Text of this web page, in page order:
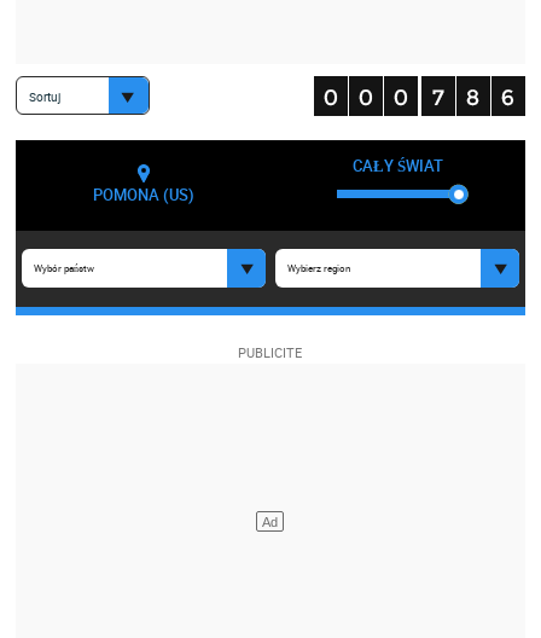
Sortuj
POMONA (US)
CAŁY ŚWIAT
Wybór państw Wybierz region